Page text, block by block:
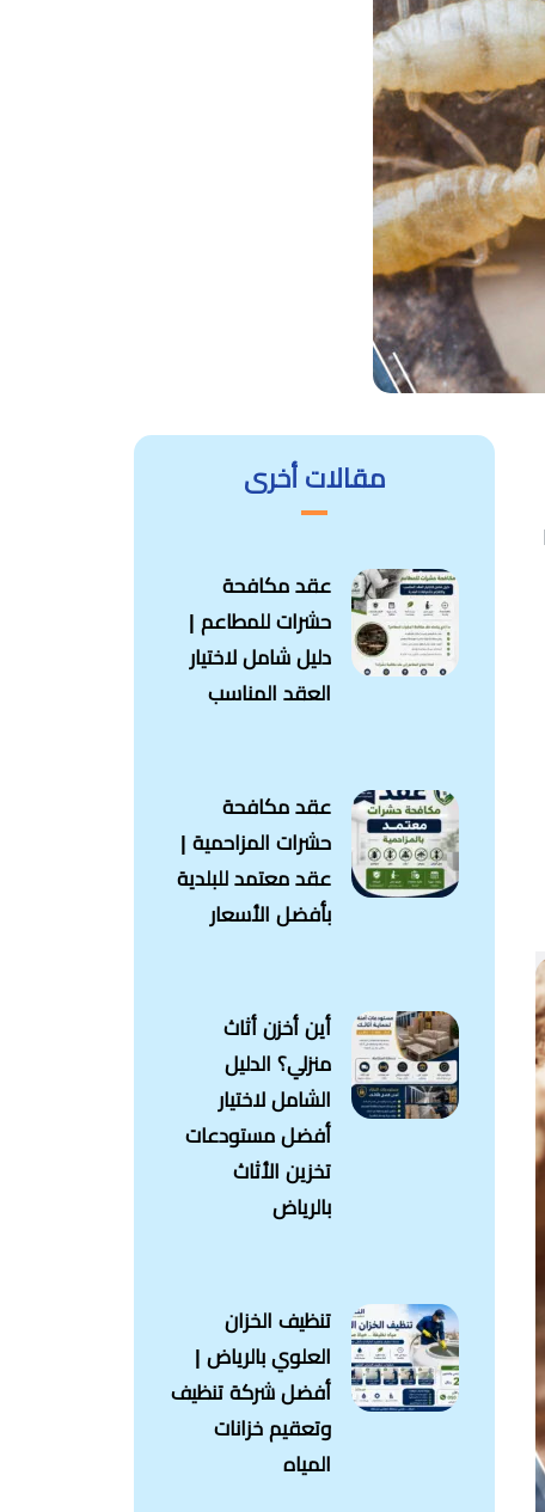
مقالات أخرى
عقد مكافحة
حشرات للمطاعم |
دليل شامل لاختيار
العقد المناسب
عقد مكافحة
حشرات المزاحمية |
عقد معتمد للبلدية
بأفضل الأسعار
أين أخزن أثاث
منزلي؟ الدليل
الشامل لاختيار
أفضل مستودعات
تخزين الأثاث
بالرياض
تنظيف الخزان
العلوي بالرياض |
أفضل شركة تنظيف
وتعقيم خزانات
المياه